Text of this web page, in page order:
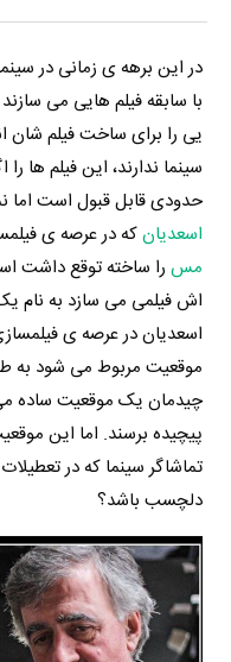
در این برهه ی زمانی در
با سابقه فیلم هایی می
یی را برای ساخت فیلم شان
سینما ندارند، این فیلم ها
حدودی قابل قبول است اما
اسعدیانکه در عرصه ی
مس را ساخته توقع داشت
اش فیلمی می سازد به نام
اسعدیان در عرصه ی
موقعیت مربوط می شود به
چیدمان یک موقعیت ساده
پیچیده برسند. اما این
تماشاگر سینما که در
دلچسب باشد؟